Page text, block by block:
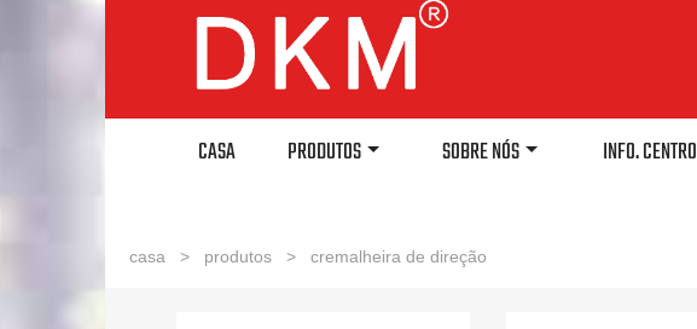
CASA PRODUTOS SOBRE NÓS INFO. CENTRO
casa > produtos > cremalheira de direção